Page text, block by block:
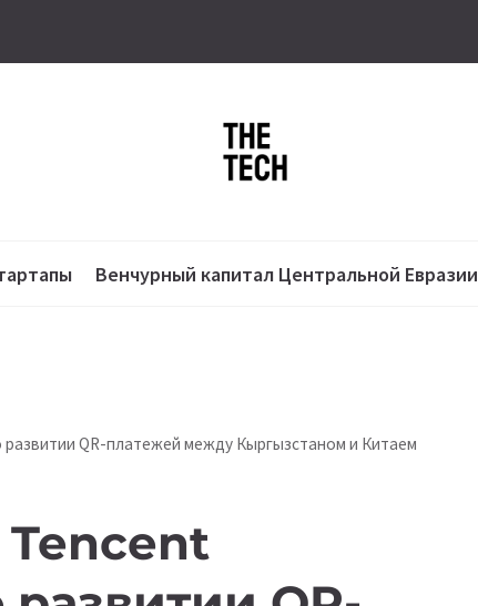
Венчурный капитал Центральной Евразии
развитии QR-платежей между Кыргызстаном и Китаем